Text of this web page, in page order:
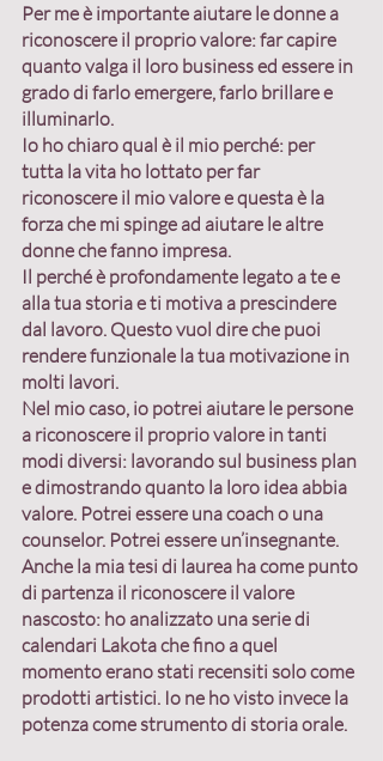
Per me è importante aiutare le donne a
riconoscere il proprio valore: far capire
quanto valga il loro business ed essere in
grado di farlo emergere, farlo brillare e
illuminarlo.
Io ho chiaro qual è il mio perché: per
tutta la vita ho lottato per far
riconoscere il mio valore e questa è la
forza che mi spinge ad aiutare le altre
donne che fanno impresa.
Il perché è profondamente legato a te e
alla tua storia e ti motiva a prescindere
dal lavoro. Questo vuol dire che puoi
rendere funzionale la tua motivazione in
molti lavori.
Nel mio caso, io potrei aiutare le persone
a riconoscere il proprio valore in tanti
modi diversi: lavorando sul business plan
e dimostrando quanto la loro idea abbia
valore. Potrei essere una coach o una
counselor. Potrei essere un’insegnante.
Anche la mia tesi di laurea ha come punto
di partenza il riconoscere il valore
nascosto: ho analizzato una serie di
calendari Lakota che fino a quel
momento erano stati recensiti solo come
prodotti artistici. Io ne ho visto invece la
potenza come strumento di storia orale.